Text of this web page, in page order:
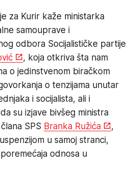
za Kurir kaže ministarka
samouprave i
odbora Socijalističke partije
, koja otkriva šta nam
o jedinstvenom biračkom
o tenzijama unutar
i socijalista, ali i
su izjave bivšeg ministra
SPS Branka Ružića
,
u samoj stranci,
odnosa u